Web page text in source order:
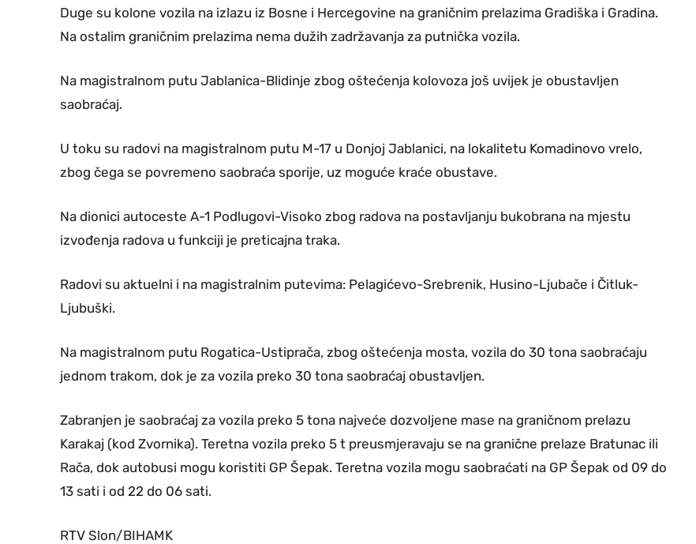
Duge su kolone vozila na izlazu iz Bosne i Hercegovine na graničnim prelazima Gradiška i Gradina.
Na ostalim graničnim prelazima nema dužih zadržavanja za putnička vozila.
Na magistralnom putu Jablanica-Blidinje zbog oštećenja kolovoza još uvijek je obustavljen
saobraćaj.
U toku su radovi na magistralnom putu M-17 u Donjoj Jablanici, na lokalitetu Komadinovo vrelo,
zbog čega se povremeno saobraća sporije, uz moguće kraće obustave.
Na dionici autoceste A-1 Podlugovi-Visoko zbog radova na postavljanju bukobrana na mjestu
izvođenja radova u funkciji je preticajna traka.
Radovi su aktuelni i na magistralnim putevima: Pelagićevo-Srebrenik, Husino-Ljubače i Čitluk-
Ljubuški.
Na magistralnom putu Rogatica-Ustiprača, zbog oštećenja mosta, vozila do 30 tona saobraćaju
jednom trakom, dok je za vozila preko 30 tona saobraćaj obustavljen.
Zabranjen je saobraćaj za vozila preko 5 tona najveće dozvoljene mase na graničnom prelazu
Karakaj (kod Zvornika). Teretna vozila preko 5 t preusmjeravaju se na granične prelaze Bratunac ili
Rača, dok autobusi mogu koristiti GP Šepak. Teretna vozila mogu saobraćati na GP Šepak od 09 do
13 sati i od 22 do 06 sati.
RTV Slon/BIHAMK